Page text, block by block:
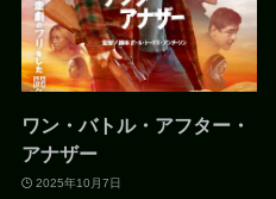
ワン・バトル・アフター・
アナザー
2025年10月7日